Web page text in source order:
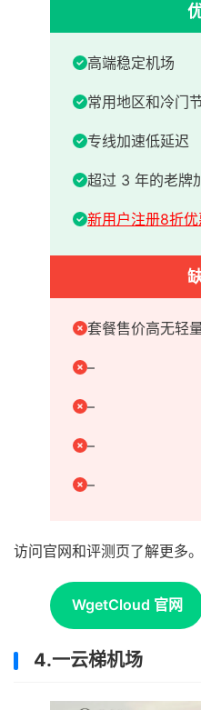
高端稳定机场
常用地区和冷门
专线加速低延迟
超过 3 年的老牌
新用户注册8折优
套餐售价高无轻
–
–
–
–
访问官网和评测页了解更多。
WgetCloud 官网
4.一云梯机场